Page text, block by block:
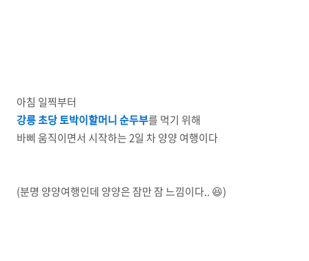
아침 일찍부터
강릉 초당 토박이할머니 순두부를 먹기 위해
바삐 움직이면서 시작하는 2일 차 양양 여행이다
(분명 양양여행인데 양양은 잠만 잠 느낌이다.. 😆)